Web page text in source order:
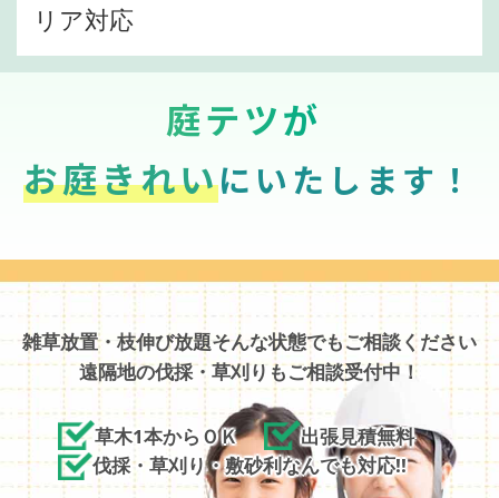
リア対応
庭テツが
お庭きれいにいたします！
雑草放置・枝伸び放題そんな状態でもご相談ください
遠隔地の伐採・草刈りもご相談受付中！
草木1本からＯＫ
出張見積無料
伐採・草刈り・敷砂利なんでも対応!!